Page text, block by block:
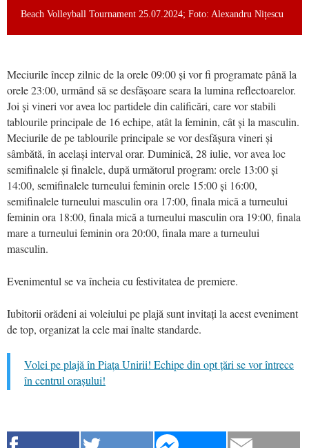
Beach Volleyball Tournament 25.07.2024; Foto: Alexandru Nițescu
Meciurile încep zilnic de la orele 09:00 și vor fi programate până la
orele 23:00, urmând să se desfășoare seara la lumina reflectoarelor.
Joi și vineri vor avea loc partidele din calificări, care vor stabili
tablourile principale de 16 echipe, atât la feminin, cât și la masculin.
Meciurile de pe tablourile principale se vor desfășura vineri și
sâmbătă, în același interval orar. Duminică, 28 iulie, vor avea loc
semifinalele și finalele, după următorul program: orele 13:00 și
14:00, semifinalele turneului feminin orele 15:00 și 16:00,
semifinalele turneului masculin ora 17:00, finala mică a turneului
feminin ora 18:00, finala mică a turneului masculin ora 19:00, finala
mare a turneului feminin ora 20:00, finala mare a turneului
masculin.
Evenimentul se va încheia cu festivitatea de premiere.
Iubitorii orădeni ai voleiului pe plajă sunt invitați la acest eveniment
de top, organizat la cele mai înalte standarde.
Volei pe plajă în Piața Unirii! Echipe din opt țări se vor întrece
în centrul orașului!